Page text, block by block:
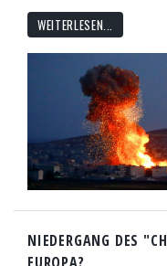
WEITERLESEN...
NIEDERGANG DES